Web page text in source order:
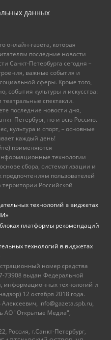
данных
онлайн-газета, которая
последние новости
Санкт-Петербурга сегодня –
важные события и
сферы. Кроме того,
события культуры и искусства:
спектакли.
последние новости дня,
Петербург, но и всю Россию.
культура и спорт, – основные
каждый день!
применяются
технологии
сбора, систематизации и
пользователей
Российской
технологий в виджетах
платформы рекомендаций
технологий в виджетах
номер средства
выдан Федеральной
информационных технологий и
12 октября 2018 года.
info@gazeta.spb.ru,
АО "Открытые Медиа",
Россия, г.Санкт-Петербург,